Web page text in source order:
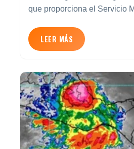
que proporciona el Servicio
LEER MÁS